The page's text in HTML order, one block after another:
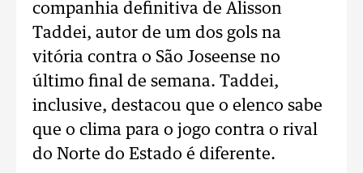
companhia definitiva de Alisson
Taddei, autor de um dos gols na
vitória contra o São Joseense no
último final de semana. Taddei,
inclusive, destacou que o elenco sabe
que o clima para o jogo contra o rival
do Norte do Estado é diferente.